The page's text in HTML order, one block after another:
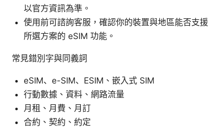
以官方資訊為準。
使用前可諮詢客服，確認你的裝置與地區能否支援
所選方案的 eSIM 功能。
常見錯別字與同義詞
eSIM、e-SIM、ESIM、嵌入式 SIM
行動數據、資料、網路流量
月租、月費、月訂
合約、契約、約定